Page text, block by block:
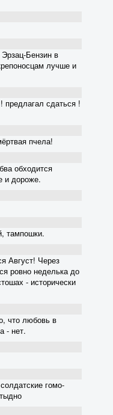
Бензин в
лучше и
предлагал сдаться !
пчела!
обходится
и дороже.
тампошки.
Август! Через
ровно неделька до
- исторически
что любовь в
- нет.
гомо-